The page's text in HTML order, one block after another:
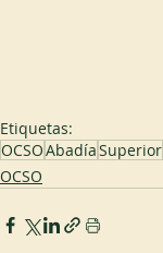
Etiquetas:
OCSOAbadíaSuperior
OCSO